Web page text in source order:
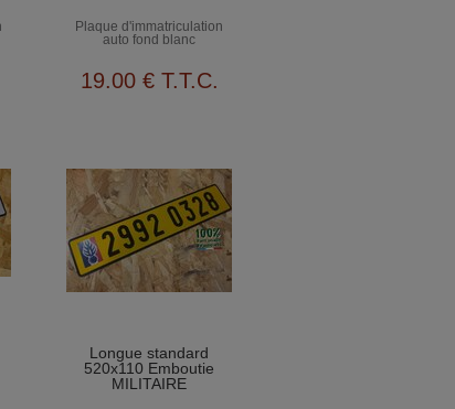
Plaque d'immatriculation
auto fond blanc
19.00 € T.T.C.
Longue standard
520x110 Emboutie
MILITAIRE